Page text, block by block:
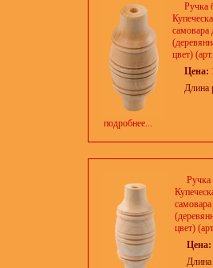
подробнее...
Ручка
цвет)
Цена:
Длина
Ручка
цвет)
Цена: